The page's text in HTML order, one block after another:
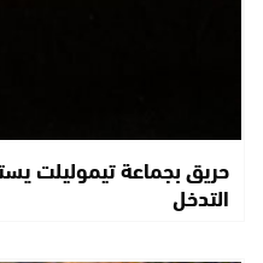
حريق بجماعة تيموليلت
التدخل